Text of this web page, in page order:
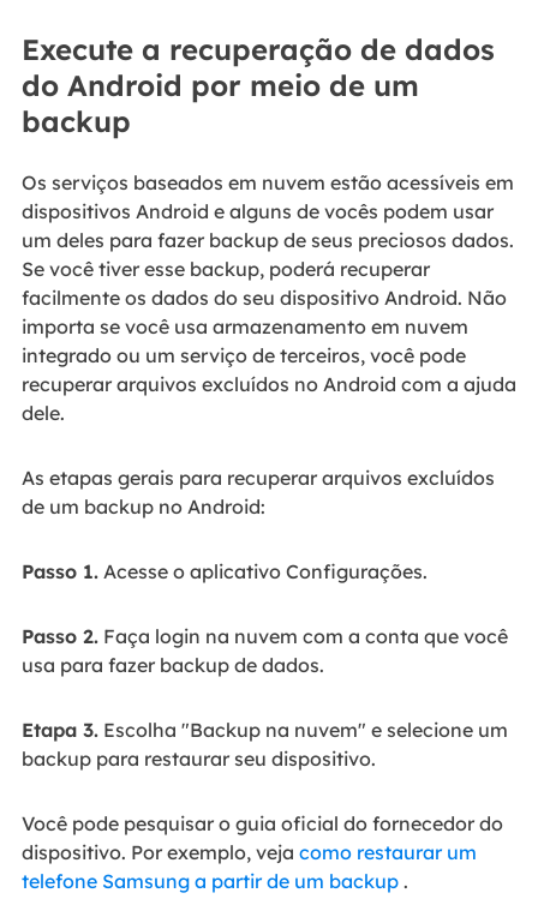
Execute a recuperação de dados
do Android por meio de um
backup
Os serviços baseados em nuvem estão acessíveis em
dispositivos Android e alguns de vocês podem usar
um deles para fazer backup de seus preciosos dados.
Se você tiver esse backup, poderá recuperar
facilmente os dados do seu dispositivo Android. Não
importa se você usa armazenamento em nuvem
integrado ou um serviço de terceiros, você pode
recuperar arquivos excluídos no Android com a ajuda
dele.
As etapas gerais para recuperar arquivos excluídos
de um backup no Android:
Passo 1.Acesse o aplicativo Configurações.
Passo 2.Faça login na nuvem com a conta que você
usa para fazer backup de dados.
Etapa 3.Escolha "Backup na nuvem" e selecione um
backup para restaurar seu dispositivo.
Você pode pesquisar o guia oficial do fornecedor do
dispositivo. Por exemplo, veja como restaurar um
telefone Samsung a partir de um backup.